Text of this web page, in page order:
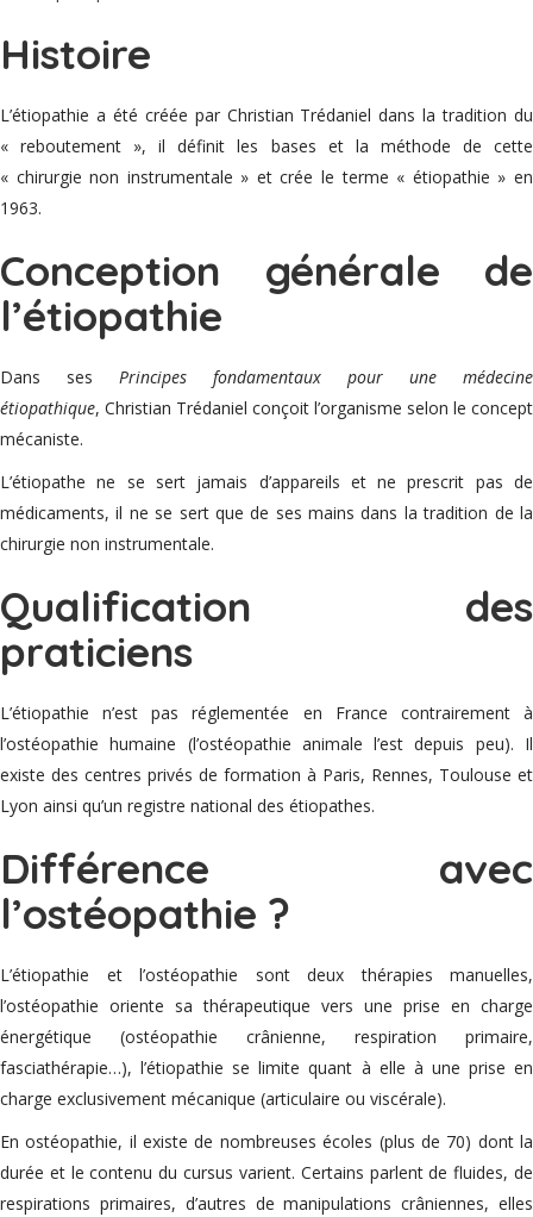
Histoire
L’étiopathie a été créée par Christian Trédaniel dans la tradition du
« reboutement », il définit les bases et la méthode de cette
« chirurgie non instrumentale » et crée le terme « étiopathie » en
1963.
Conception générale de
l’étiopathie
Dans ses Principes fondamentaux pour une médecine
étiopathique, Christian Trédaniel conçoit l’organisme selon le concept
mécaniste.
L’étiopathe ne se sert jamais d’appareils et ne prescrit pas de
médicaments, il ne se sert que de ses mains dans la tradition de la
chirurgie non instrumentale.
Qualification des
praticiens
L’étiopathie n’est pas réglementée en France contrairement à
l’ostéopathie humaine (l’ostéopathie animale l’est depuis peu). Il
existe des centres privés de formation à Paris, Rennes, Toulouse et
Lyon ainsi qu’un registre national des étiopathes.
Différence avec
l’ostéopathie ?
L’étiopathie et l’ostéopathie sont deux thérapies manuelles,
l’ostéopathie oriente sa thérapeutique vers une prise en charge
énergétique (ostéopathie crânienne, respiration primaire,
fasciathérapie…), l’étiopathie se limite quant à elle à une prise en
charge exclusivement mécanique (articulaire ou viscérale).
En ostéopathie, il existe de nombreuses écoles (plus de 70) dont la
durée et le contenu du cursus varient. Certains parlent de fluides, de
respirations primaires, d’autres de manipulations crâniennes, elles